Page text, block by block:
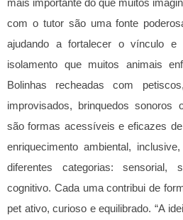
mais importante do que muitos
com o tutor são uma fonte
ajudando a fortalecer o vínculo
isolamento que muitos animais
Bolinhas recheadas com
improvisados, brinquedos sonoros
são formas acessíveis e eficazes
enriquecimento ambiental,
diferentes categorias: sensorial,
cognitivo. Cada uma contribui de
pet ativo, curioso e equilibrado. “A